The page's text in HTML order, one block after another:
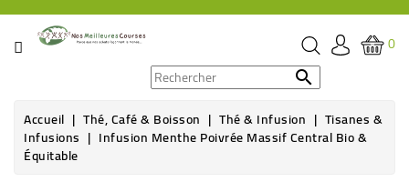
CATÉGORIE
ÉPICERIE
THÉ,
0

Accueil Thé, Café & Boisson Thé & Infusion Tisanes &
Infusions Infusion Menthe Poivrée Massif Central Bio &
Équitable